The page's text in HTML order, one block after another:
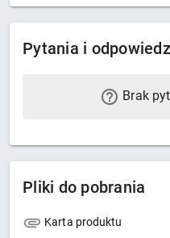
Pytania i
Brak
Pliki do pobrania
Karta produktu